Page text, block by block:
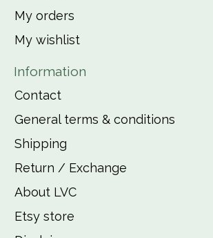
My orders
My wishlist
Information
Contact
General terms & conditions
Shipping
Return / Exchange
About LVC
Etsy store